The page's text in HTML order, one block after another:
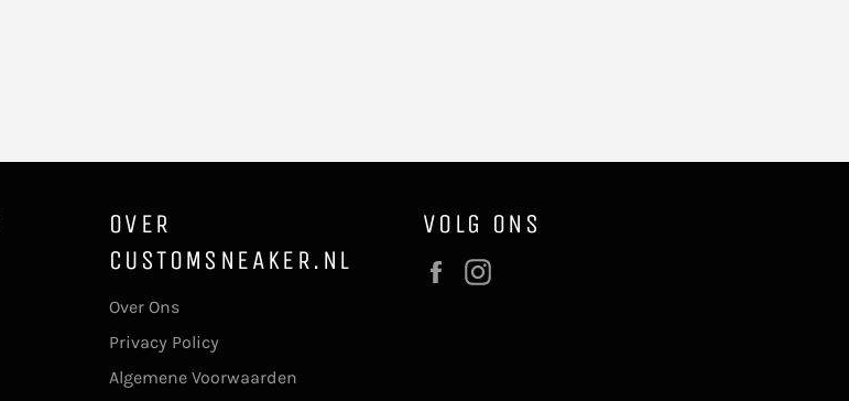
OVER
CUSTOMSNEAKER.NL
Over Ons
Privacy Policy
Algemene Voorwaarden
VOLG ONS
Facebook